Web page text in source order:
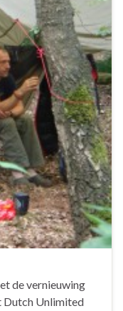
de vernieuwing
Dutch Unlimited